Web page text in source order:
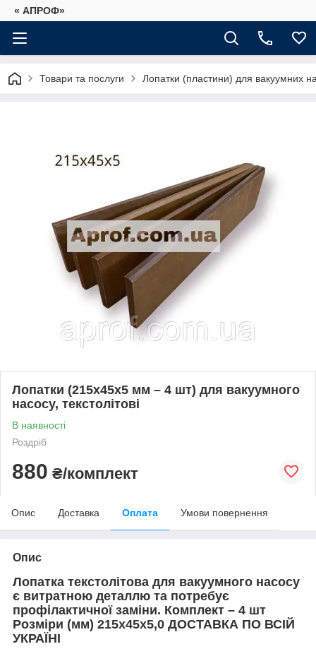
« АПРОФ»
Товари та послуги Лопатки (пластини) для вакуумних
Лопатки (215х45х5 мм – 4 шт) для вакуумного
насосу, текстолітові
В наявності
Роздріб
880 ₴/комплект
Опис Доставка Оплата Умови повернення
Опис
Лопатка текстолітова для вакуумного насосу
є витратною деталлю та потребує
профілактичної заміни. Комплект – 4 шт
Розміри (мм) 215х45х5,0 ДОСТАВКА ПО ВСІЙ
УКРАЇНІ